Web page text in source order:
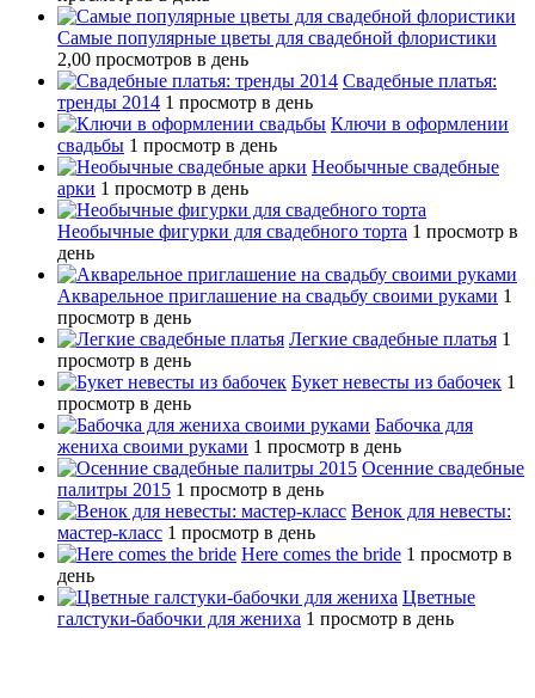
Самые популярные цветы для свадебной флористики
2,00 просмотров в день
Свадебные платья:
тренды 2014 1 просмотр в день
Ключи в оформлении
свадьбы 1 просмотр в день
Необычные свадебные
арки 1 просмотр в день
Необычные фигурки для свадебного торта 1 просмотр в
день
Акварельное приглашение на свадьбу своими руками 1
просмотр в день
Легкие свадебные платья 1
просмотр в день
Букет невесты из бабочек 1
просмотр в день
Бабочка для
жениха своими руками 1 просмотр в день
Осенние свадебные
палитры 2015 1 просмотр в день
Венок для невесты:
мастер-класс 1 просмотр в день
Here comes the bride 1 просмотр в
день
Цветные
галстуки-бабочки для жениха 1 просмотр в день